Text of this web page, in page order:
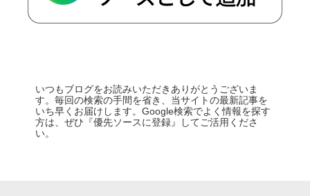
いつもブログをお読みいただきありがとうございま
す。毎回の検索の手間を省き、当サイトの最新記事を
いち早くお届けします。Google検索でよく情報を探す
方は、ぜひ『優先ソースに登録』してご活用くださ
い。